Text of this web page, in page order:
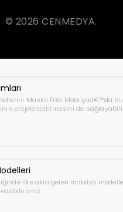
© 2026 CENMEDYA.
Masko Polo Mobilyaâ€™da
projelendirilmesini de
ilke akla gelen mobilya
edebilirsiniz.